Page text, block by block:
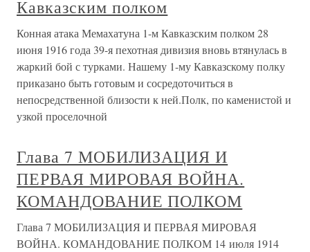
Кавказским полком
Конная атака Мемахатуна 1-м Кавказским полком 28
июня 1916 года 39-я пехотная дивизия вновь втянулась в
жаркий бой с турками. Нашему 1-му Кавказскому полку
приказано быть готовым и сосредоточиться в
непосредственной близости к ней.Полк, по каменистой и
узкой проселочной
Глава 7 МОБИЛИЗАЦИЯ И
ПЕРВАЯ МИРОВАЯ ВОЙНА.
КОМАНДОВАНИЕ ПОЛКОМ
Глава 7 МОБИЛИЗАЦИЯ И ПЕРВАЯ МИРОВАЯ
ВОЙНА. КОМАНДОВАНИЕ ПОЛКОМ 14 июля 1914